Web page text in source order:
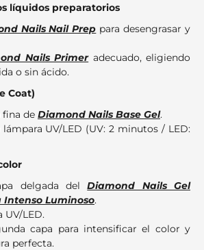
líquidos preparatorios
Nails Nail Prep para desengrasar y
Nails Primeradecuado, eligiendo
o sin ácido.
Coat)
fina de Diamond Nails Base Gel.
UV/LED (UV: 2 minutos / LED:
delgada delDiamond Nails Gel
Luminoso.
UV/LED.
capa para intensificar el color y
perfecta.